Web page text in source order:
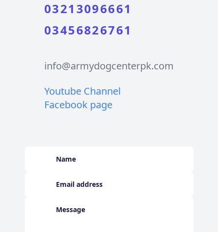
03213096661
03456826761
info@armydogcenterpk.com
Youtube Channel
Facebook page